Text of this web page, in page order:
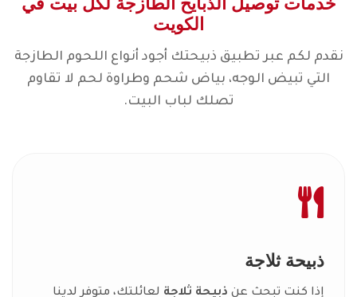
الكويت
نقدم لكم عبر تطبيق ذبيحتك أجود أنواع اللحوم الطازجة
التي تبيض الوجه، بياض شحم وطراوة لحم لا تقاوم
تصلك لباب البيت.
ذبيحة ثلاجة
إذا كنت تبحث عن ذبيحة ثلاجة لعائلتك، متوفر لدينا